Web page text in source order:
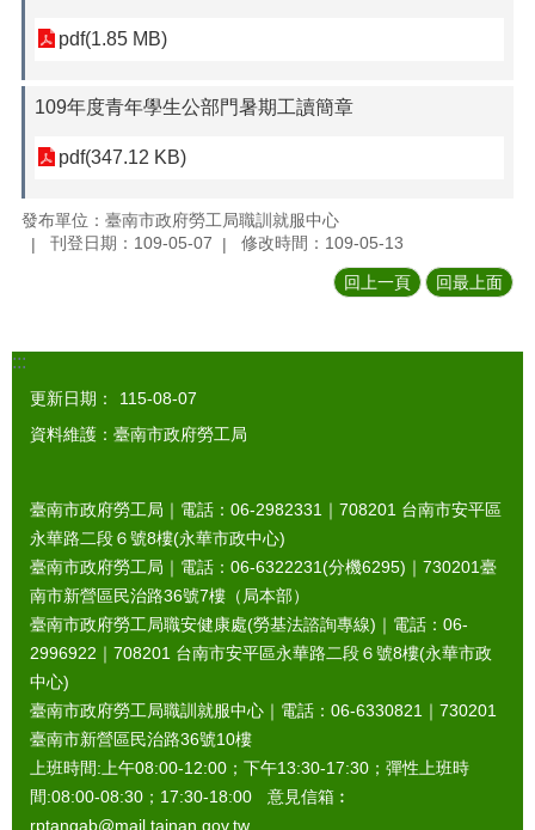
pdf(1.85 MB)
109年度青年學生公部門暑期工讀簡章
pdf(347.12 KB)
發布單位：臺南市政府勞工局職訓就服中心
刊登日期：109-05-07
修改時間：109-05-13
回上一頁 回最上面
:::
更新日期：
115-08-07
資料維護：臺南市政府勞工局
臺南市政府勞工局｜電話：06-2982331｜ 708201 台南市安平區
永華路二段６號8樓(永華市政中心)
臺南市政府勞工局｜電話：06-6322231(分機6295)｜ 730201臺
南市新營區民治路36號7樓（局本部）
臺南市政府勞工局職安健康處(勞基法諮詢專線)｜電話：06-
2996922｜ 708201 台南市安平區永華路二段６號8樓(永華市政
中心)
臺南市政府勞工局職訓就服中心｜電話：06-6330821｜ 730201
臺南市新營區民治路36號10樓
上班時間:上午08:00-12:00；下午13:30-17:30；彈性上班時
間:08:00-08:30；17:30-18:00 意見信箱︰
rptangab@mail.tainan.gov.tw